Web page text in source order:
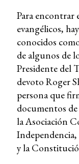
Para encontrar
evangélicos,
conocidos
de algunos de
Presidente del
devoto Roger
persona que
documentos
la Asociación
y la